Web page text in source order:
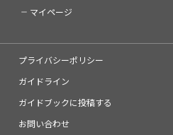
マイページ
プライバシーポリシー
ガイドライン
ガイドブックに投稿する
お問い合わせ